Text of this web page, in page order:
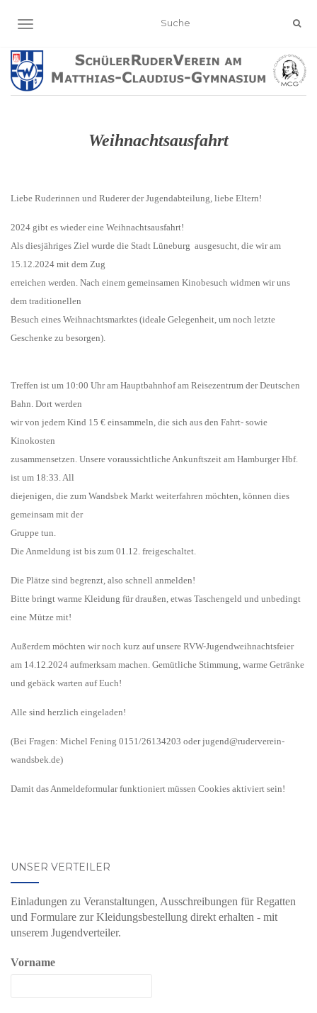
NAVIGATION EIN-/AUSSCHALTEN
Weihnachtsausfahrt
Liebe Ruderinnen und Ruderer der Jugendabteilung, liebe Eltern!
2024 gibt es wieder eine Weihnachtsausfahrt!
Als diesjähriges Ziel wurde die Stadt Lüneburg ausgesucht, die wir am
15.12.2024 mit dem Zug
erreichen werden. Nach einem gemeinsamen Kinobesuch widmen wir uns
dem traditionellen
Besuch eines Weihnachtsmarktes (ideale Gelegenheit, um noch letzte
Geschenke zu besorgen).
Treffen ist um 10:00 Uhr am Hauptbahnhof am Reisezentrum der Deutschen
Bahn. Dort werden
wir von jedem Kind 15 € einsammeln, die sich aus den Fahrt- sowie
Kinokosten
zusammensetzen. Unsere voraussichtliche Ankunftszeit am Hamburger Hbf.
ist um 18:33. All
diejenigen, die zum Wandsbek Markt weiterfahren möchten, können dies
gemeinsam mit der
Gruppe tun.
Die Anmeldung ist bis zum 01.12. freigeschaltet.
Die Plätze sind begrenzt, also schnell anmelden!
Bitte bringt warme Kleidung für draußen, etwas Taschengeld und unbedingt
eine Mütze mit!
Außerdem möchten wir noch kurz auf unsere RVW-Jugendweihnachtsfeier
am 14.12.2024 aufmerksam machen. Gemütliche Stimmung, warme Getränke
und gebäck warten auf Euch!
Alle sind herzlich eingeladen!
(Bei Fragen: Michel Fening 0151/26134203 oder jugend@ruderverein-
wandsbek.de)
Damit das Anmeldeformular funktioniert müssen Cookies aktiviert sein!
UNSER VERTEILER
Einladungen zu Veranstaltungen, Ausschreibungen für Regatten
und Formulare zur Kleidungsbestellung direkt erhalten - mit
unserem Jugendverteiler.
Vorname